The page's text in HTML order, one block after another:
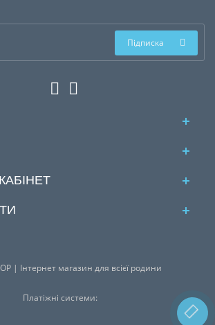
Підписка
| Інтернет магазин для всієї родини
Платіжні системи: